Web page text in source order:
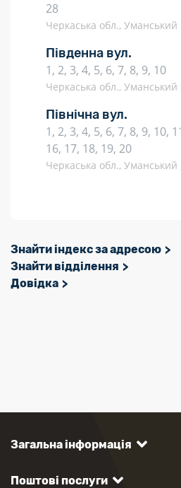
28
Черкаська обл., Уманський
Південна вул.
1, 2, 3, 4, 5, 6, 7, 8, 9, 10
Черкаська обл., Уманський
Північна вул.
1, 2, 3, 4, 5, 6, 7, 8, 9, 10,
16, 17, 18, 19, 20
Черкаська обл., Уманський
Знайти індекс за адресою
Знайти відділення
Довідка
Загальна інформація
Поштові послуги